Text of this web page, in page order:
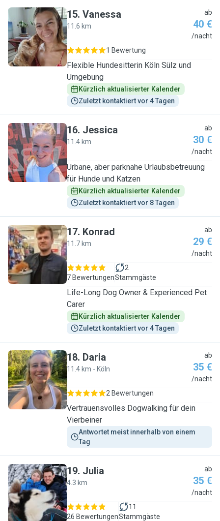
V
15. Vanessa
11.6 km
ab
40 €
/nacht
1 Bewertung
Flexible Hundesitterin Köln Sülz und
Umgebung
Kürzlich aktualisierter Kalender
Zuletzt kontaktiert vor 4 Tagen
J
16. Jessica
11.4 km
ab
30 €
/nacht
Urbane, aber parknahe Urlaubsbetreuung
für Hunde und Katzen
Kürzlich aktualisierter Kalender
Zuletzt kontaktiert vor 8 Tagen
K
17. Konrad
11.7 km
ab
29 €
/nacht
7 Bewertungen
2
Stammgäste
Life-Long Dog Owner & Experienced Pet
Carer
Kürzlich aktualisierter Kalender
Zuletzt kontaktiert vor 4 Tagen
D
18. Daria
11.4 km - Köln
ab
35 €
/nacht
2 Bewertungen
Vertrauensvolles Dogwalking für dein
Vierbeiner
Antwortet meist innerhalb von einem
Tag
J
19. Julia
4.3 km
ab
35 €
/nacht
26 Bewertungen
11
Stammgäste